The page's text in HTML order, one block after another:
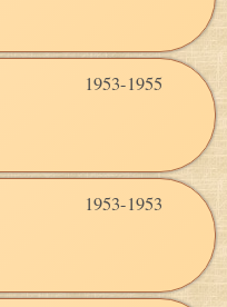
1953-1955
1953-1953